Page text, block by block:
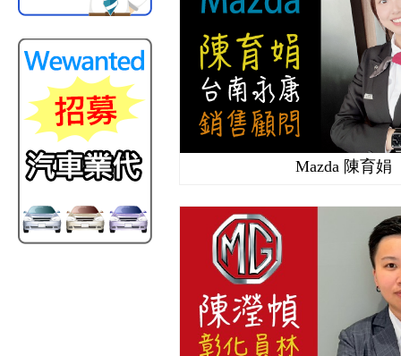
Mazda 陳育娟